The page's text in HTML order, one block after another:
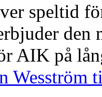
speltid
AIK på
Wesström